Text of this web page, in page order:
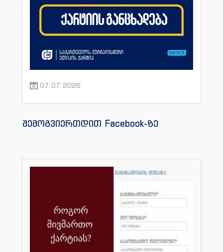
07.07.2026
შემოგვიერთდით Facebook-ზე